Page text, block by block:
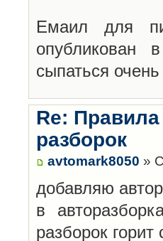
Емаил для
опубликован
сыпаться
Re:
разборок
avtomark8050 »
добавляю
в
разборок